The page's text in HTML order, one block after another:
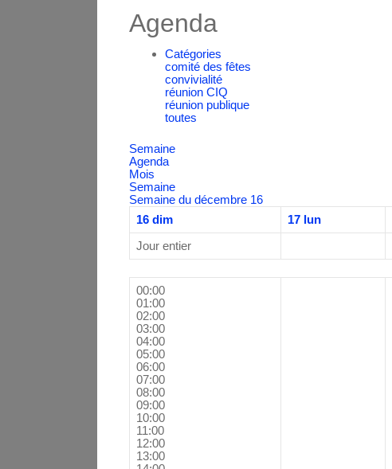
Agenda
Catégories
comité des fêtes
convivialité
réunion CIQ
réunion publique
toutes
Semaine
Agenda
Mois
Semaine
Semaine du décembre 16
16 dim 17 lun
Jour entier
00:00
01:00
02:00
03:00
04:00
05:00
06:00
07:00
08:00
09:00
10:00
11:00
12:00
13:00